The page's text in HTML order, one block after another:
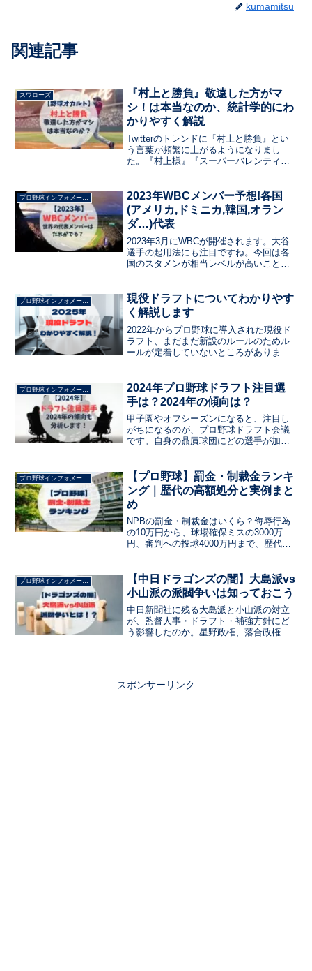
kumamitsu
関連記事
スワローズ
『村上と勝負』敬遠した方がマ
シ！は本当なのか、統計学的にわ
かりやすく解説
Twitterのトレンドに『村上と勝負』とい
う言葉が頻繁に上がるようになりまし
た。『村上様』『スーパーバレンティ
について統計学的・論理的に評価しま
す。
プロ野球インフォメーション
2023年WBCメンバー予想!各国
(アメリカ,ドミニカ,韓国,オラン
ダ…)代表
2023年3月にWBCが開催されます。大谷
選手の起用法にも注目ですね。今回は各
国のスタメンが相当レベルが高いことが
現役ドラフトについてわかりやす
く解説します
2022年からプロ野球に導入された現役ド
ラフト、まだまだ新設のルールのためル
ールが定着していないところがありま
選手は誰になる？2025年の最新ルールを
わかりやすく紹介します。
2024年プロ野球ドラフト注目選
手は？2024年の傾向は？
甲子園やオフシーズンになると、注目し
がちになるのが、プロ野球ドラフト会議
です。自身の贔屓球団にどの選手が加入
注目選手を紹介していきます。
【プロ野球】罰金・制裁金ランキ
ング｜歴代の高額処分と実例まと
め
NPBの罰金・制裁金はいくら？侮辱行為
の10万円から、球場確保ミスの3000万
円、審判への投球4000万円まで、歴代の
プロ野球インフォメーション
【中日ドラゴンズの闇】大島派vs
小山派の派閥争いは知っておこう
中日新聞社に残る大島派と小山派の対立
が、監督人事・ドラフト・補強方針にど
う影響したのか。星野政権、落合政権、
スポンサーリンク